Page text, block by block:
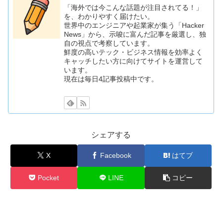
「海外では今こんな話題が注目されてる！」
を、わかりやすく届けたい。
世界中のエンジニアや起業家が集う「Hacker
News」から、示唆に富んだ記事を厳選し、独
自の視点で考察しています。
鮮度の高いテック・ビジネス情報を効率よく
キャッチしたい方に向けてサイトを運営して
います。
現在は毎日4記事投稿中です。
シェアする
X Facebook はてブ
Pocket LINE コピー